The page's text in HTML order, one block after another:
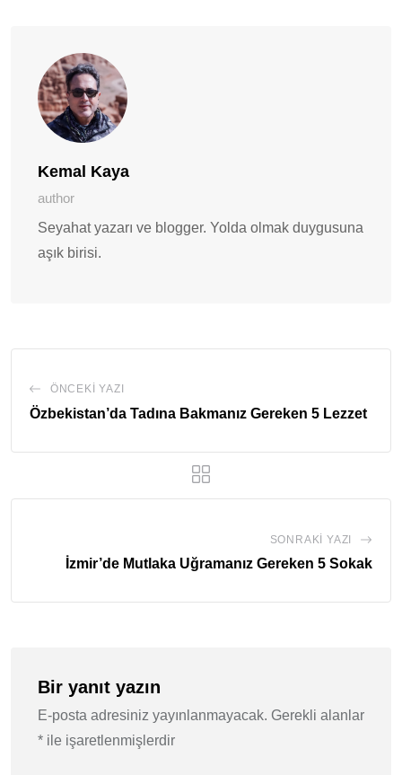
Kemal Kaya
author
Seyahat yazarı ve blogger. Yolda olmak duygusuna
aşık birisi.
ÖNCEKI YAZI
Özbekistan’da Tadına Bakmanız Gereken 5 Lezzet
SONRAKI YAZI
İzmir’de Mutlaka Uğramanız Gereken 5 Sokak
Bir yanıt yazın
E-posta adresiniz yayınlanmayacak. Gerekli alanlar
* ile işaretlenmişlerdir